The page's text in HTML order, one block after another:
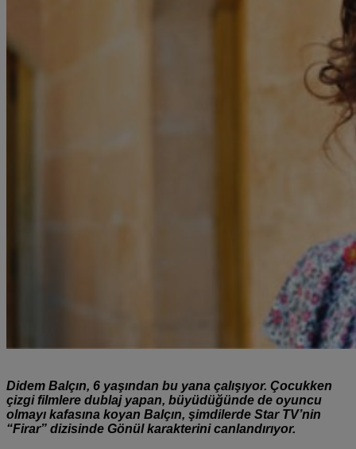
Didem Balçın, 6 yaşından bu yana çalışıyor. Çocukken
çizgi filmlere dublaj yapan, büyüdüğünde de oyuncu
olmayı kafasına koyan Balçın, şimdilerde Star TV’nin
“Firar” dizisinde Gönül karakterini canlandırıyor.